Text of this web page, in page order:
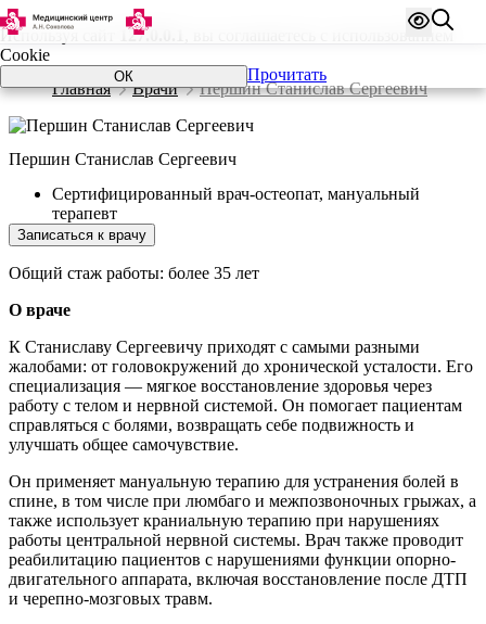
Используя сайт 127.0.0.1
, вы соглашаетесь с использованием
Cookie
ОК Прочитать
Главная Врачи Першин Станислав Сергеевич
Першин Станислав Сергеевич
Сертифицированный врач-остеопат, мануальный
терапевт
Записаться к врачу
Общий стаж работы: более 35 лет
О враче
К Станиславу Сергеевичу приходят с самыми разными
жалобами: от головокружений до хронической усталости. Его
специализация — мягкое восстановление здоровья через
работу с телом и нервной системой. Он помогает пациентам
справляться с болями, возвращать себе подвижность и
улучшать общее самочувствие.
Он применяет мануальную терапию для устранения болей в
спине, в том числе при люмбаго и межпозвоночных грыжах, а
также использует краниальную терапию при нарушениях
работы центральной нервной системы. Врач также проводит
реабилитацию пациентов с нарушениями функции опорно-
двигательного аппарата, включая восстановление после ДТП
и черепно-мозговых травм.